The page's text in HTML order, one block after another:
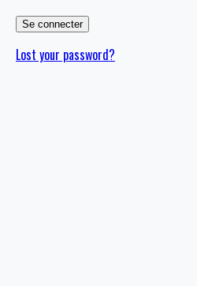
Lost your password?